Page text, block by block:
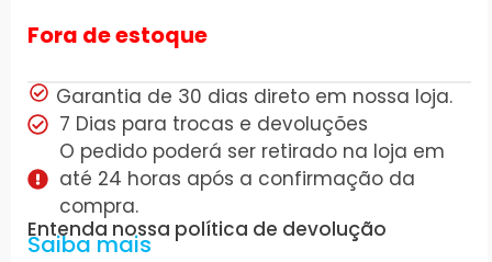
Fora de estoque
Garantia de 30 dias direto em nossa loja.
7 Dias para trocas e devoluções
O pedido poderá ser retirado na loja em
até 24 horas após a confirmação da
compra.
Entenda nossa política de devolução
Saiba mais